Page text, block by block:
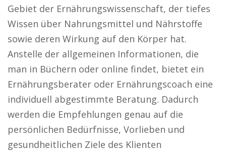
Gebiet der Ernährungswissenschaft, der tiefes
Wissen über Nahrungsmittel und Nährstoffe
sowie deren Wirkung auf den Körper hat.
Anstelle der allgemeinen Informationen, die
man in Büchern oder online findet, bietet ein
Ernährungsberater oder Ernährungscoach eine
individuell abgestimmte Beratung. Dadurch
werden die Empfehlungen genau auf die
persönlichen Bedürfnisse, Vorlieben und
gesundheitlichen Ziele des Klienten